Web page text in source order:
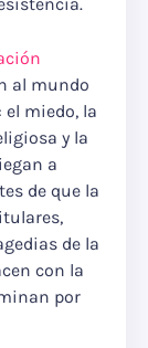
al mundo
miedo, la
y la
a
de que la
de la
con la
por